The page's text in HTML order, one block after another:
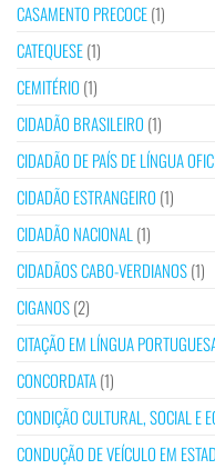
CASAMENTO PRECOCE(1)
CATEQUESE(1)
CEMITÉRIO (1)
CIDADÃO BRASILEIRO (1)
CIDADÃO DE PAÍS DE LÍNGUA
CIDADÃO ESTRANGEIRO (1)
CIDADÃO NACIONAL (1)
CIDADÃOS CABO-VERDIANOS(1)
CIGANOS(2)
CITAÇÃO EM LÍNGUA
CONCORDATA(1)
CONDIÇÃO CULTURAL, SOCIAL E
CONDUÇÃO DE VEÍCULO EM